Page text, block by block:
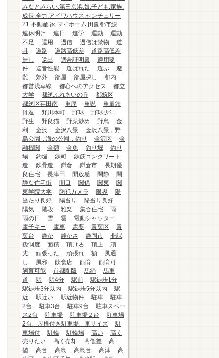
みなとみらい.第三京浜.娘.子ども.家族.
成長.全力.アイワハウス.センチュリー
21.不動産.家.マイホーム.田園都市線.
連休明け
連日 進学 運動
運動
不足
運用 過信 過信は禁物
道
具
道路 道路高低差
道路高低差
無し
遠出 適合証明書
適用要
件
遮音性能 選ばれた 選ぶ
避
難
郊外 部屋 部屋探し
都内
都営浅草線
都心へのアクセス
都立
大学
都筑ふれあいの丘
都筑区
都筑区荏田南
重厚 重説
重量鉄
骨造
野川本町 野球
野球少年
野生
野良猫 野菜炒め 野鳥
金
利
金沢 金沢八景
金沢八景，野
島公園，海の公園，釣り
金沢区
金
融機関
金額 金魚 釣り堀
釣り
場
釣堀 鉄町
鉄筋コンクリート
造
鉄骨造 鎌倉 鎌倉市
長期優
良住宅
長津田 開放感 閑静
閑
静な住宅街
間口 関係 関東
関
東学院大学
防犯カメラ 限界
陽
当たり良好
陽当り
陽当り良好
陽気
階段 雅楽 集合住宅
雨
雨の日
雪 雲
電動シャッター
電子キー
電車 需要 青葉区
青
葉台
静か 静かさ 静岡市
非課
税制度
面積 頂ける 頂上
頑
丈
頑張った 頑張れ 額
風通
し
風邪 飲食店 飼育
飼育可
飼育可能
首都圏版 馬絹
馬車
道
駅 駅4分 駅前
駅徒歩1分
駅徒歩3分以内
駅徒歩5分以内
駅
近
駅近い 駅近物件 駐車
駐車
2台
駐車3台 駐車9台
駐車スペー
ス2台
駐車場 駐車場２台
駐車場
2台、屋根付き駐車場、車サイズ
駐
車場付
駐輪 駐輪場 高い
高く
売りたい
高く売却 高低差
高
値
高台 高島 高島台 高津
高